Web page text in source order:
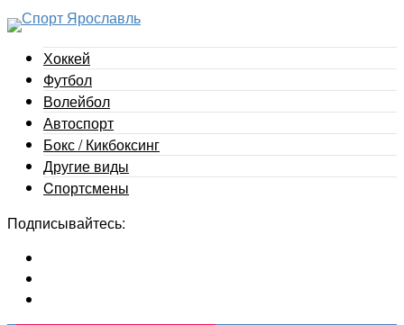
Хоккей
Футбол
Волейбол
Автоспорт
Бокс / Кикбоксинг
Другие виды
Cпортсмены
Подписывайтесь: